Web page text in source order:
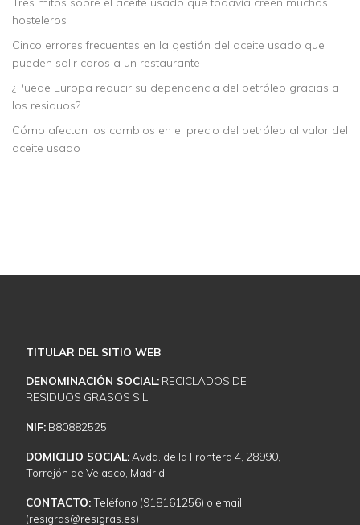
hosteleros
Cinco errores frecuentes en la gestión del aceite usado que
pueden salir caros a un restaurante
¿Puede Europa reducir su dependencia del petróleo gracias a
los residuos?
Cómo afectan los cambios en el precio del petróleo al valor del
aceite usado
TITULAR DEL SITIO WEB
DENOMINACIÓN SOCIAL:RECICLADOS DE
RESIDUOS GRASOS S.L.
NIF:B80882525
DOMICILIO SOCIAL:Avda. de la Frontera 4, 28990,
Torrejón de Velasco, Madrid
CONTACTO:Teléfono (918161256) o email
(resigras@resigras.es)